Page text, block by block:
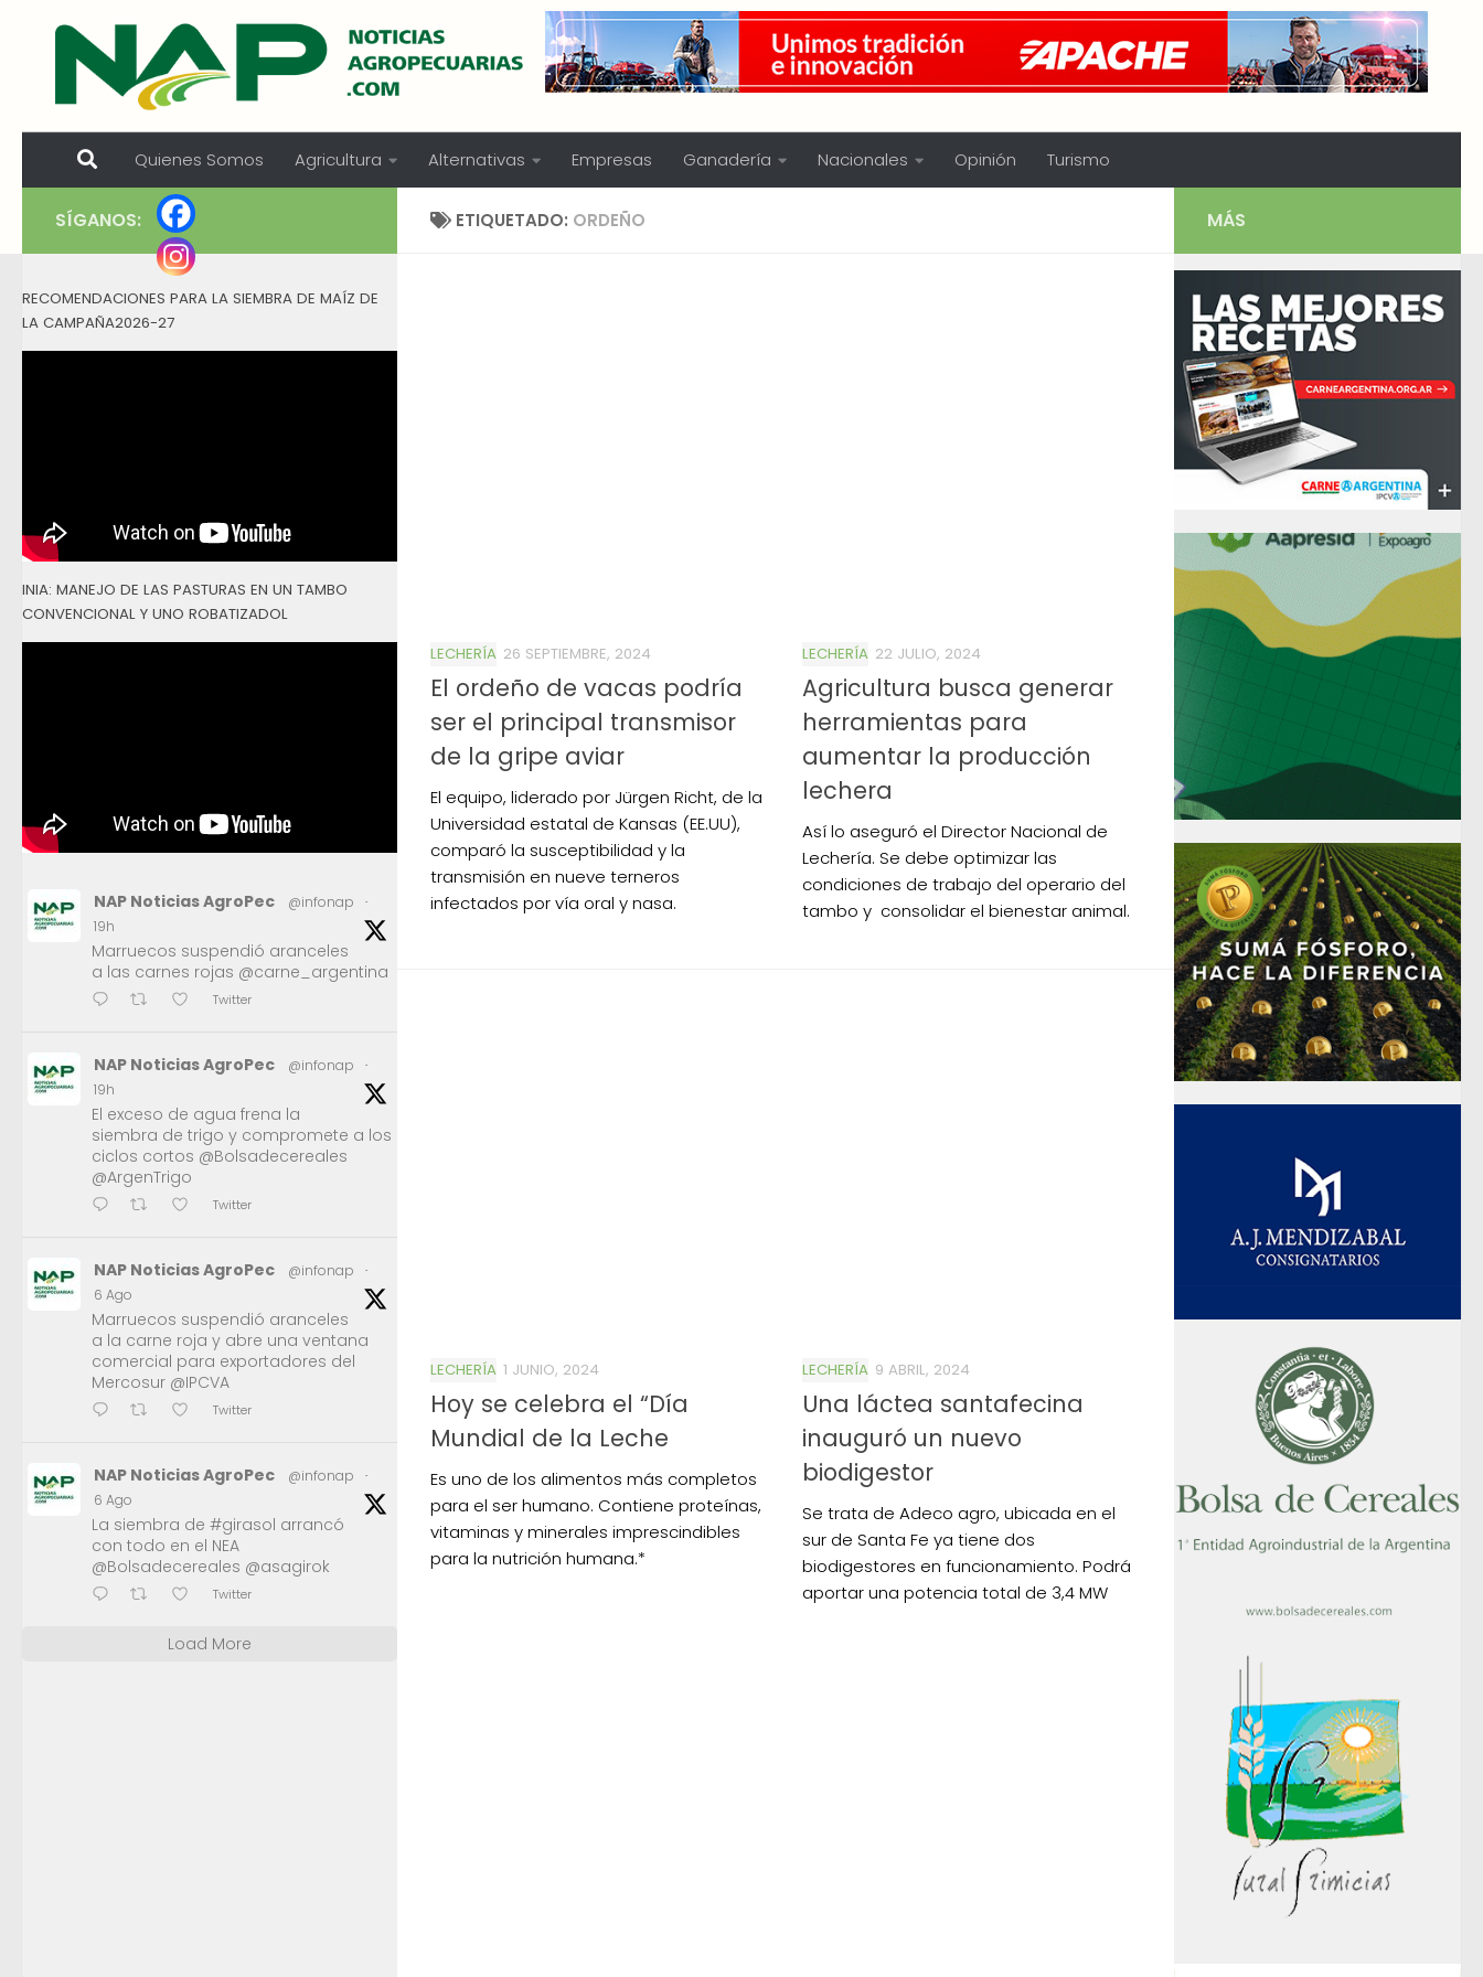
Skip to content
Quienes Somos Agricultura Alternativas Empresas Ganadería Nacionales Opinión Turismo
ETIQUETADO: ORDEÑO
LECHERÍA 26 SEPTIEMBRE, 2024
El ordeño de vacas podría
ser el principal transmisor
de la gripe aviar
El equipo, liderado por Jürgen Richt, de la
Universidad estatal de Kansas (EE.UU),
comparó la susceptibilidad y la
transmisión en nueve terneros
infectados por vía oral y nasa.
LECHERÍA 22 JULIO, 2024
Agricultura busca generar
herramientas para
aumentar la producción
lechera
Así lo aseguró el Director Nacional de
Lechería. Se debe optimizar las
condiciones de trabajo del operario del
tambo y consolidar el bienestar animal.
LECHERÍA 1 JUNIO, 2024
Hoy se celebra el “Día
Mundial de la Leche
Es uno de los alimentos más completos
para el ser humano. Contiene proteínas,
vitaminas y minerales imprescindibles
para la nutrición humana.*
LECHERÍA 9 ABRIL, 2024
Una láctea santafecina
inauguró un nuevo
biodigestor
Se trata de Adeco agro, ubicada en el
sur de Santa Fe ya tiene dos
biodigestores en funcionamiento. Podrá
aportar una potencia total de 3,4 MW
SÍGANOS:
RECOMENDACIONES PARA LA SIEMBRA DE MAÍZ DE
LA CAMPAÑA2026-27
INIA: MANEJO DE LAS PASTURAS EN UN TAMBO
CONVENCIONAL Y UNO ROBATIZADOL
NAP Noticias AgroPec @infonap
·
19h
Marruecos suspendió aranceles
a las carnes rojas @carne_argentina
Twitter
NAP Noticias AgroPec @infonap
·
19h
El exceso de agua frena la
siembra de trigo y compromete a los
ciclos cortos @Bolsadecereales
@ArgenTrigo
Twitter
NAP Noticias AgroPec @infonap
·
6 Ago
Marruecos suspendió aranceles
a la carne roja y abre una ventana
comercial para exportadores del
Mercosur @IPCVA
Twitter
NAP Noticias AgroPec @infonap
·
6 Ago
La siembra de #girasol arrancó
con todo en el NEA
@Bolsadecereales @asagirok
Twitter
Load More
MÁS